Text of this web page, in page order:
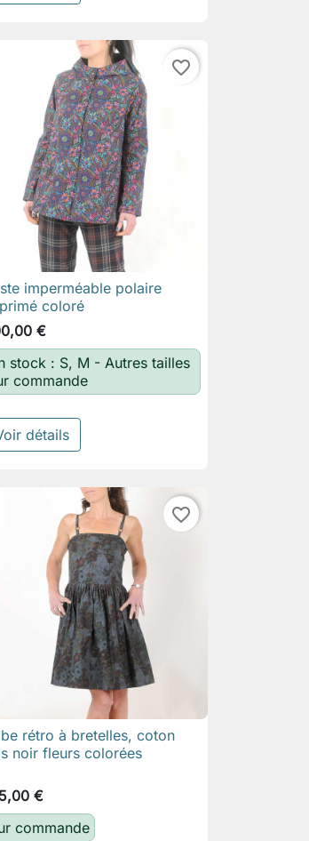
favorite_border
 Aperçu rapide
imperméable polaire
coloré
€
stock : S, M - Autres tailles
commande
détails
favorite_border
 Aperçu rapide
rétro à bretelles, coton
noir fleurs colorées
€
commande